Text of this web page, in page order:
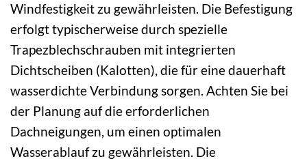
Windfestigkeit zu gewährleisten. Die Befestigung
erfolgt typischerweise durch spezielle
Trapezblechschrauben mit integrierten
Dichtscheiben (Kalotten), die für eine dauerhaft
wasserdichte Verbindung sorgen. Achten Sie bei
der Planung auf die erforderlichen
Dachneigungen, um einen optimalen
Wasserablauf zu gewährleisten. Die